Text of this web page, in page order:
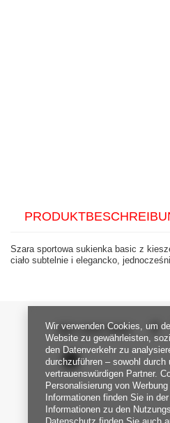
Szara sportowa sukienka basic z
ciało subtelnie i elegancko,
SEI UNS NAH
Wir verwenden Cookies, um
Website zu gewährleisten,
den Datenverkehr zu
durchzuführen – sowohl
vertrauenswürdigen Partner.
Personalisierung von
Informationen finden Sie in der
Informationen zu den